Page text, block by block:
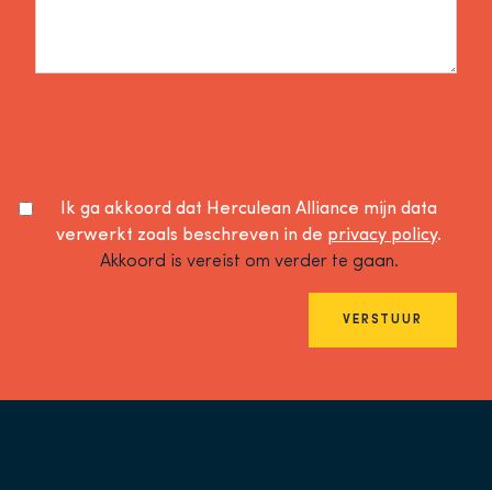
Ik ga akkoord dat Herculean Alliance mijn data
verwerkt zoals beschreven in de privacy policy.
Akkoord is vereist om verder te gaan.
VERSTUUR